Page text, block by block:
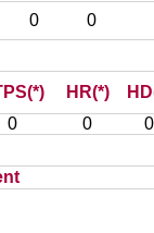
0 0
HR(*)
0 0 0